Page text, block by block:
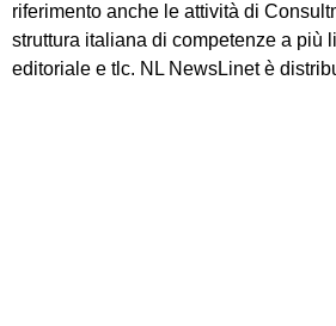
riferimento anche le attività di
struttura italiana di competenze a più
editoriale e tlc. NL NewsLinet è